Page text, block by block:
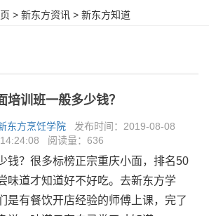
> 新东方资讯 > 新东方知道
培训班一般多少钱？
东方烹饪学院 发布时间：2019-08-08
14:24:08 阅读量： 636
钱？很多标榜正宗重庆小面，排名50
味道才知道好不好吃。去新东方学
是有餐饮开店经验的师傅上课，完了